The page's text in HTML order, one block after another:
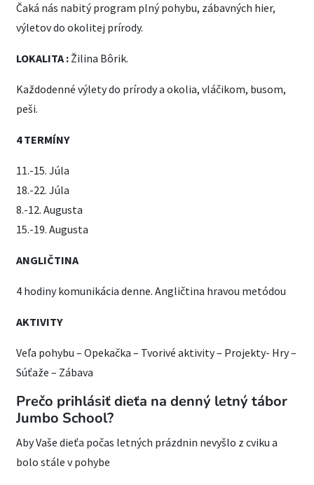
Čaká nás nabitý program plný pohybu, zábavných hier,
výletov do okolitej prírody.
LOKALITA : Žilina Bôrik.
Každodenné výlety do prírody a okolia, vláčikom, busom,
peši.
4 TERMÍNY
11.-15. Júla
18.-22. Júla
8.-12. Augusta
15.-19. Augusta
ANGLIČTINA
4 hodiny komunikácia denne. Angličtina hravou metódou
AKTIVITY
Veľa pohybu – Opekačka – Tvorivé aktivity – Projekty- Hry –
Súťaže – Zábava
Prečo prihlásiť dieťa na denný letný tábor
Jumbo School?
Aby Vaše dieťa počas letných prázdnin nevyšlo z cviku a
bolo stále v pohybe